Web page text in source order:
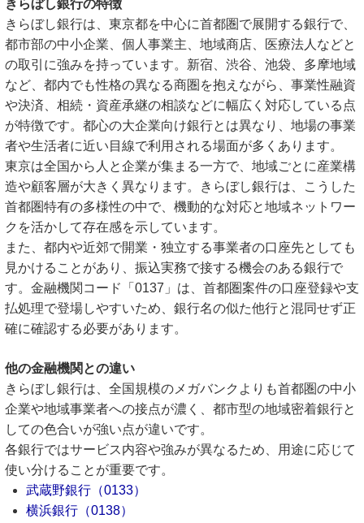
きらぼし銀行の特徴
きらぼし銀行は、東京都を中心に首都圏で展開する銀行で、
都市部の中小企業、個人事業主、地域商店、医療法人などと
の取引に強みを持っています。新宿、渋谷、池袋、多摩地域
など、都内でも性格の異なる商圏を抱えながら、事業性融資
や決済、相続・資産承継の相談などに幅広く対応している点
が特徴です。都心の大企業向け銀行とは異なり、地場の事業
者や生活者に近い目線で利用される場面が多くあります。
東京は全国から人と企業が集まる一方で、地域ごとに産業構
造や顧客層が大きく異なります。きらぼし銀行は、こうした
首都圏特有の多様性の中で、機動的な対応と地域ネットワー
クを活かして存在感を示しています。
また、都内や近郊で開業・独立する事業者の口座先としても
見かけることがあり、振込実務で接する機会のある銀行で
す。金融機関コード「0137」は、首都圏案件の口座登録や支
払処理で登場しやすいため、銀行名の似た他行と混同せず正
確に確認する必要があります。
他の金融機関との違い
きらぼし銀行は、全国規模のメガバンクよりも首都圏の中小
企業や地域事業者への接点が濃く、都市型の地域密着銀行と
しての色合いが強い点が違いです。
各銀行ではサービス内容や強みが異なるため、用途に応じて
使い分けることが重要です。
武蔵野銀行（0133）
横浜銀行（0138）